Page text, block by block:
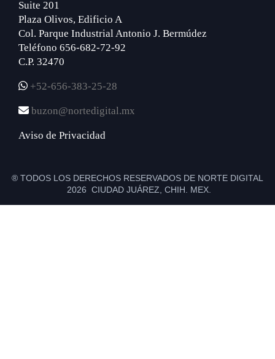
Suite 201
Plaza Olivos, Edificio A
Col. Parque Industrial Antonio J. Bermúdez
Teléfono 656-682-72-92
C.P. 32470
+52-656-383-25-28
buzon@nortedigital.mx
Aviso de Privacidad
® TODOS LOS DERECHOS RESERVADOS DE NORTE DIGITAL
2026 CIUDAD JUÁREZ, CHIH. MEX.